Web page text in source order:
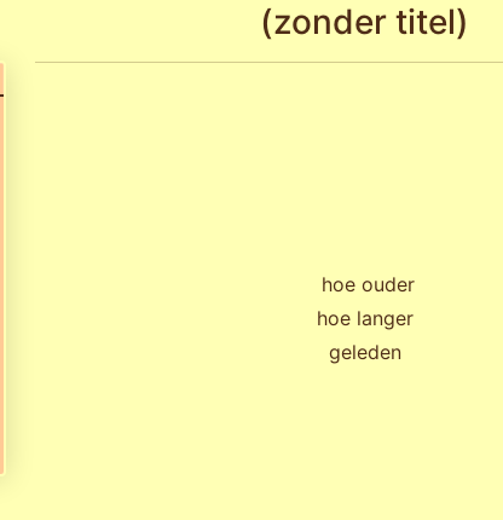
(zonder titel)
hoe ouder
hoe langer
geleden